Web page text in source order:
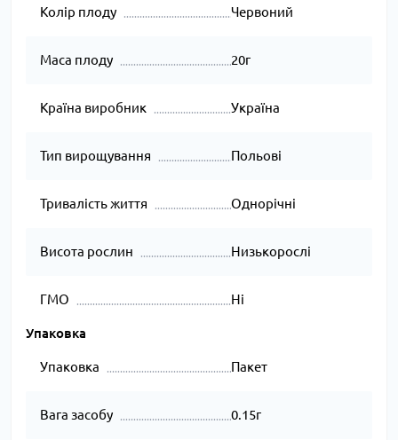
Колір плоду Червоний
Маса плоду 20г
Країна виробник Україна
Тип вирощування Польові
Тривалість життя Однорічні
Висота рослин Низькорослі
ГМО Ні
Упаковка
Упаковка Пакет
Вага засобу 0.15г